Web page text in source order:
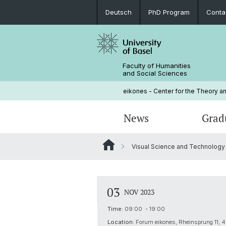
Deutsch PhD Program
Faculty of Humanities
and Social Sciences
eikones - Center for the Theory
News
Visual Science and
03 NOV 2023
Time: 09:00 - 19:00
Location: Forum eikones, Rheinsprung 11,